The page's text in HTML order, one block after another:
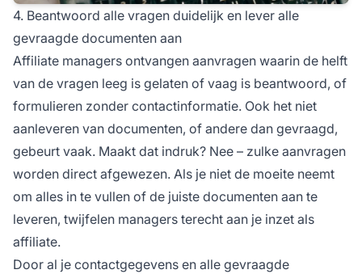
4. Beantwoord alle vragen duidelijk en lever alle
gevraagde documenten aan
Affiliate managers ontvangen aanvragen waarin de helft
van de vragen leeg is gelaten of vaag is beantwoord, of
formulieren zonder contactinformatie. Ook het niet
aanleveren van documenten, of andere dan gevraagd,
gebeurt vaak. Maakt dat indruk? Nee – zulke aanvragen
worden direct afgewezen. Als je niet de moeite neemt
om alles in te vullen of de juiste documenten aan te
leveren, twijfelen managers terecht aan je inzet als
affiliate.
Door al je contactgegevens en alle gevraagde